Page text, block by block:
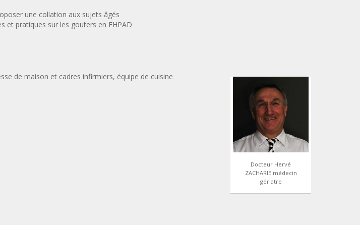
une collation aux sujets âgés
et pratiques sur les gouters en EHPAD
de maison et cadres infirmiers, équipe de cuisine
Docteur Hervé
ZACHARIE médecin
gériatre